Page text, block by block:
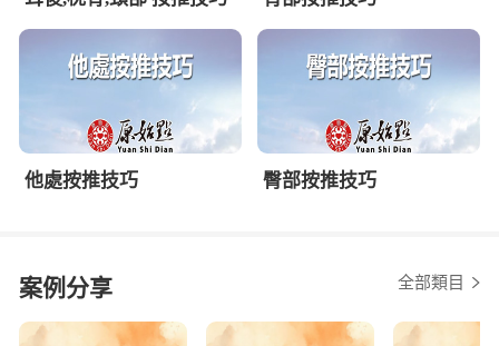
他處按推技巧 臀部按推技巧
案例分享 全部類目